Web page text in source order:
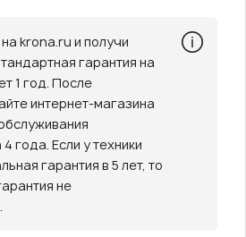
krona.ru и получи
гарантия на
1 год. После
интернет-магазина
года. Если у техники
гарантия в 5 лет, то
не